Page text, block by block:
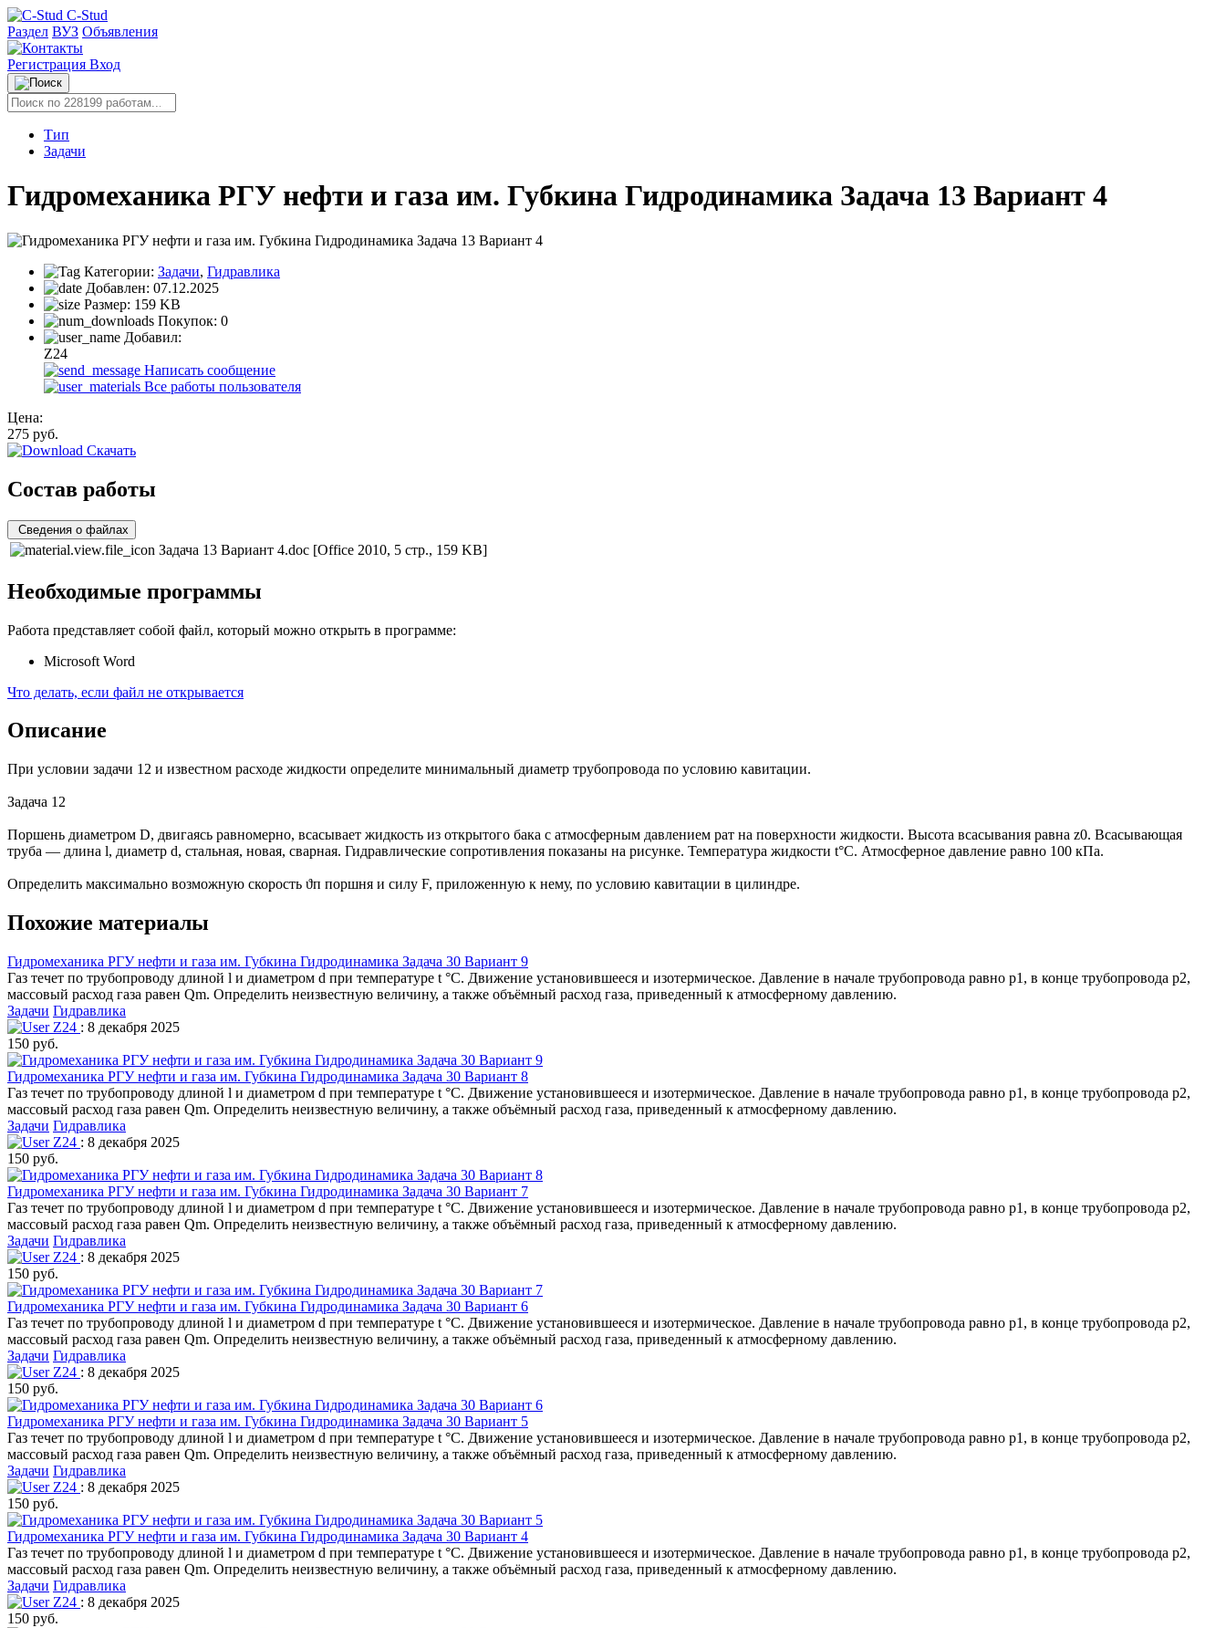
C-Stud
Раздел ВУЗ Объявления
Регистрация Вход
Тип
Задачи
Гидромеханика РГУ нефти и газа им. Губкина Гидродинамика Задача 13 Вариант 4
Категории: Задачи, Гидравлика
Добавлен: 07.12.2025
Размер: 159 KB
Покупок: 0
Добавил:
Z24
Написать сообщение
Все работы пользователя
Цена:
275 руб.
Скачать
Состав работы
Сведения о файлах
Задача 13 Вариант 4.doc [Office 2010, 5 стр., 159 KB]
Необходимые программы
Работа представляет собой файл, который можно открыть в программе:
Microsoft Word
Что делать, если файл не открывается
Описание
При условии задачи 12 и известном расходе жидкости определите минимальный диаметр трубопровода по условию кавитации.
Задача 12
Поршень диаметром D, двигаясь равномерно, всасывает жидкость из открытого бака с атмосферным давлением рат на поверхности жидкости. Высота всасывания равна z0. Всасывающая
труба — длина l, диаметр d, стальная, новая, сварная. Гидравлические сопротивления показаны на рисунке. Температура жидкости t°C. Атмосферное давление равно 100 кПа.
Определить максимально возможную скорость ϑп поршня и силу F, приложенную к нему, по условию кавитации в цилиндре.
Похожие материалы
Гидромеханика РГУ нефти и газа им. Губкина Гидродинамика Задача 30 Вариант 9
Газ течет по трубопроводу длиной l и диаметром d при температуре t °C. Движение установившееся и изотермическое. Давление в начале трубопровода равно р1, в конце трубопровода р2,
массовый расход газа равен Qm. Определить неизвестную величину, а также объёмный расход газа, приведенный к атмосферному давлению.
Задачи Гидравлика
Z24 : 8 декабря 2025
150 руб.
Гидромеханика РГУ нефти и газа им. Губкина Гидродинамика Задача 30 Вариант 8
Газ течет по трубопроводу длиной l и диаметром d при температуре t °C. Движение установившееся и изотермическое. Давление в начале трубопровода равно р1, в конце трубопровода р2,
массовый расход газа равен Qm. Определить неизвестную величину, а также объёмный расход газа, приведенный к атмосферному давлению.
Задачи Гидравлика
Z24 : 8 декабря 2025
150 руб.
Гидромеханика РГУ нефти и газа им. Губкина Гидродинамика Задача 30 Вариант 7
Газ течет по трубопроводу длиной l и диаметром d при температуре t °C. Движение установившееся и изотермическое. Давление в начале трубопровода равно р1, в конце трубопровода р2,
массовый расход газа равен Qm. Определить неизвестную величину, а также объёмный расход газа, приведенный к атмосферному давлению.
Задачи Гидравлика
Z24 : 8 декабря 2025
150 руб.
Гидромеханика РГУ нефти и газа им. Губкина Гидродинамика Задача 30 Вариант 6
Газ течет по трубопроводу длиной l и диаметром d при температуре t °C. Движение установившееся и изотермическое. Давление в начале трубопровода равно р1, в конце трубопровода р2,
массовый расход газа равен Qm. Определить неизвестную величину, а также объёмный расход газа, приведенный к атмосферному давлению.
Задачи Гидравлика
Z24 : 8 декабря 2025
150 руб.
Гидромеханика РГУ нефти и газа им. Губкина Гидродинамика Задача 30 Вариант 5
Газ течет по трубопроводу длиной l и диаметром d при температуре t °C. Движение установившееся и изотермическое. Давление в начале трубопровода равно р1, в конце трубопровода р2,
массовый расход газа равен Qm. Определить неизвестную величину, а также объёмный расход газа, приведенный к атмосферному давлению.
Задачи Гидравлика
Z24 : 8 декабря 2025
150 руб.
Гидромеханика РГУ нефти и газа им. Губкина Гидродинамика Задача 30 Вариант 4
Газ течет по трубопроводу длиной l и диаметром d при температуре t °C. Движение установившееся и изотермическое. Давление в начале трубопровода равно р1, в конце трубопровода р2,
массовый расход газа равен Qm. Определить неизвестную величину, а также объёмный расход газа, приведенный к атмосферному давлению.
Задачи Гидравлика
Z24 : 8 декабря 2025
150 руб.